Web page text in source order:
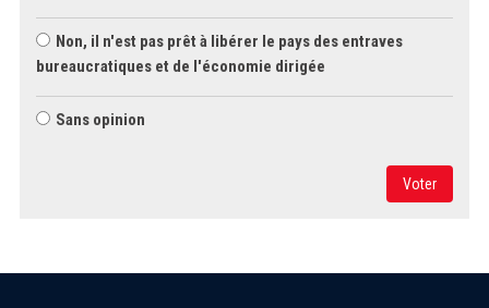
Non, il n'est pas prêt à libérer le pays des entraves
bureaucratiques et de l'économie dirigée
Sans opinion
Voter